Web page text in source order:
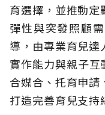
育選擇，並推動
彈性與突發照顧
導，由專業育兒
實作能力與親子
合媒合、托育申請
打造完善育兒支持